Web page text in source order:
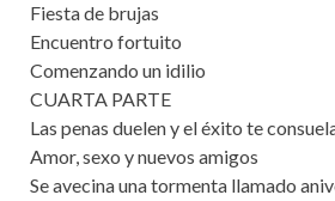
Fiesta de brujas
Encuentro fortuito
Comenzando un idilio
CUARTA PARTE
Las penas duelen y el éxito te
Amor, sexo y nuevos amigos
Se avecina una tormenta llamado